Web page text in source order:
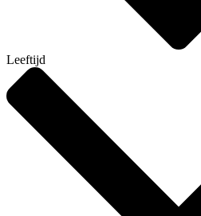
Leeftijd